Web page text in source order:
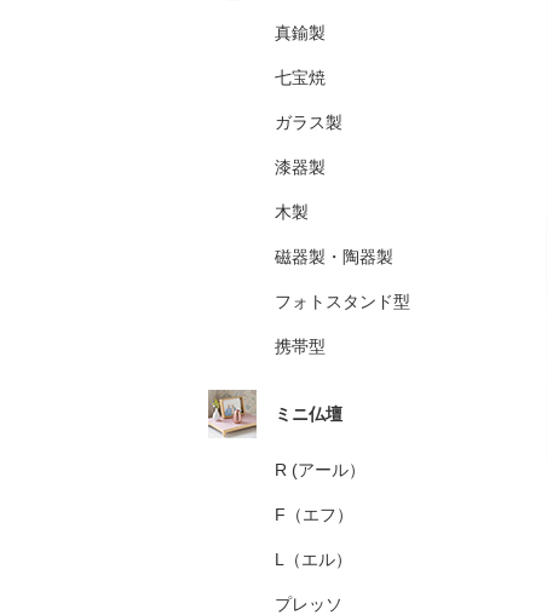
真鍮製
七宝焼
ガラス製
漆器製
木製
磁器製・陶器製
フォトスタンド型
携帯型
ミニ仏壇
R (アール）
F（エフ）
L（エル）
プレッソ